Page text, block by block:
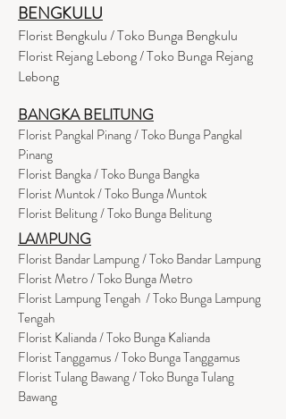
BENGKULU
Florist Bengkulu / Toko Bunga Bengkulu
Florist Rejang Lebong / Toko Bunga Rejang
Lebong
BANGKA BELITUNG
Florist Pangkal Pinang / Toko Bunga Pangkal
Pinang
Florist Bangka / Toko Bunga Bangka
Florist Muntok / Toko Bunga Muntok
Florist Belitung / Toko Bunga Belitung
LAMPUNG
Florist Bandar Lampung / Toko Bandar Lampung
Florist Metro / Toko Bunga Metro
Florist Lampung Tengah / Toko Bunga Lampung
Tengah
Florist Kalianda / Toko Bunga Kalianda
Florist Tanggamus / Toko Bunga Tanggamus
Florist Tulang Bawang / Toko Bunga Tulang
Bawang